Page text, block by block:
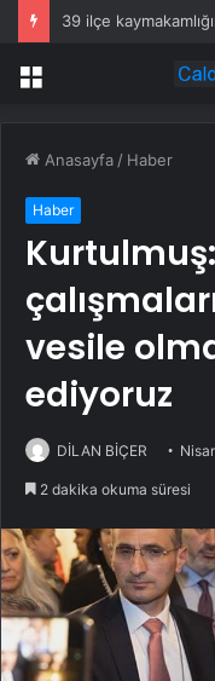
Menü
Anasayfa / Haber
Haber
vesile
ediyoruz
DİLAN BİÇER
2 dakika okuma süresi